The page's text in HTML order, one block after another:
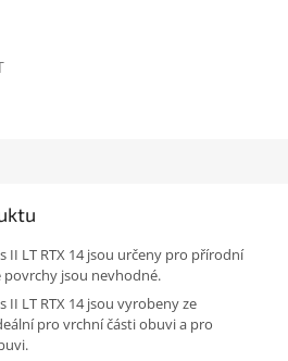
II LT RTX 14 jsou určeny pro přírodní
jsou nevhodné.
LT RTX 14 jsou vyrobeny ze
pro vrchní části obuvi a pro